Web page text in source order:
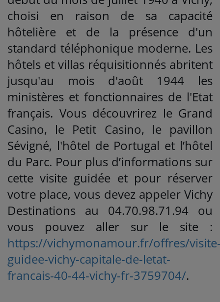
choisi en raison de sa capacité
hôtelière et de la présence d'un
standard téléphonique moderne. Les
hôtels et villas réquisitionnés abritent
jusqu'au mois d'août 1944 les
ministères et fonctionnaires de l'Etat
français. Vous découvrirez le Grand
Casino, le Petit Casino, le pavillon
Sévigné, l'hôtel de Portugal et l’hôtel
du Parc. Pour plus d’informations sur
cette visite guidée et pour réserver
votre place, vous devez appeler Vichy
Destinations au 04.70.98.71.94 ou
vous pouvez aller sur le site :
https://vichymonamour.fr/offres/
guidee-vichy-capitale-de-letat-
francais-40-44-vichy-fr-3759704/.